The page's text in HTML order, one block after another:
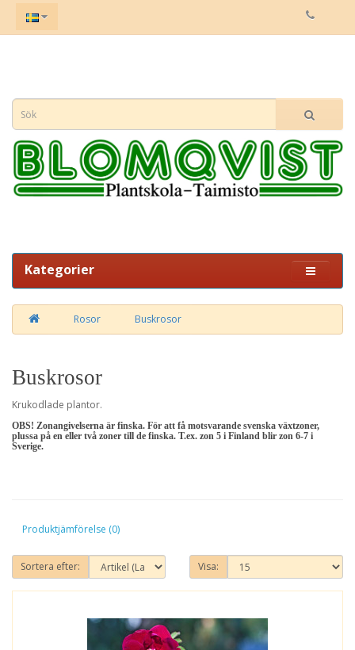
Kategorier
Rosor Buskrosor
Buskrosor
Krukodlade plantor.
OBS! Zonangivelserna är finska. För att få motsvarande svenska växtzoner,
plussa på en eller två zoner till de finska. T.ex. zon 5 i Finland blir zon 6-7 i
Sverige.
Produktjämförelse (0)
Sortera efter: Visa: